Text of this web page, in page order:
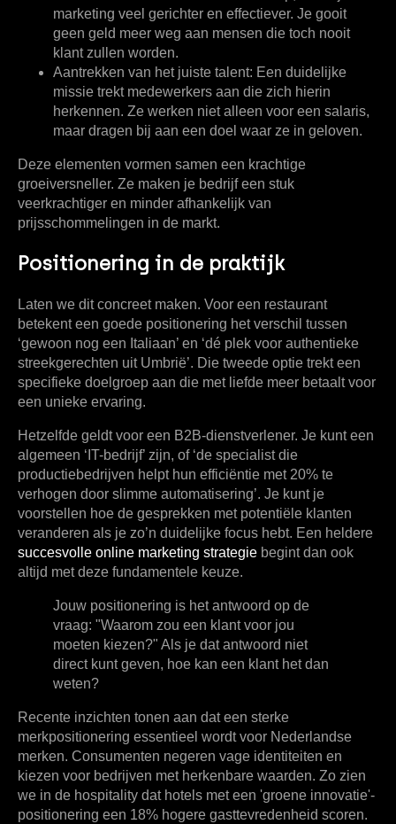
marketing veel gerichter en effectiever. Je gooit
geen geld meer weg aan mensen die toch nooit
klant zullen worden.
Aantrekken van het juiste talent: Een duidelijke
missie trekt medewerkers aan die zich hierin
herkennen. Ze werken niet alleen voor een salaris,
maar dragen bij aan een doel waar ze in geloven.
Deze elementen vormen samen een krachtige
groeiversneller. Ze maken je bedrijf een stuk
veerkrachtiger en minder afhankelijk van
prijsschommelingen in de markt.
Positionering in de praktijk
Laten we dit concreet maken. Voor een restaurant
betekent een goede positionering het verschil tussen
‘gewoon nog een Italiaan’ en ‘dé plek voor authentieke
streekgerechten uit Umbrië’. Die tweede optie trekt een
specifieke doelgroep aan die met liefde meer betaalt voor
een unieke ervaring.
Hetzelfde geldt voor een B2B-dienstverlener. Je kunt een
algemeen ‘IT-bedrijf’ zijn, of ‘de specialist die
productiebedrijven helpt hun efficiëntie met 20% te
verhogen door slimme automatisering’. Je kunt je
voorstellen hoe de gesprekken met potentiële klanten
veranderen als je zo’n duidelijke focus hebt. Een heldere
succesvolle online marketing strategie begint dan ook
altijd met deze fundamentele keuze.
Jouw positionering is het antwoord op de
vraag: "Waarom zou een klant voor jou
moeten kiezen?" Als je dat antwoord niet
direct kunt geven, hoe kan een klant het dan
weten?
Recente inzichten tonen aan dat een sterke
merkpositionering essentieel wordt voor Nederlandse
merken. Consumenten negeren vage identiteiten en
kiezen voor bedrijven met herkenbare waarden. Zo zien
we in de hospitality dat hotels met een 'groene innovatie'-
positionering een 18% hogere gasttevredenheid scoren.